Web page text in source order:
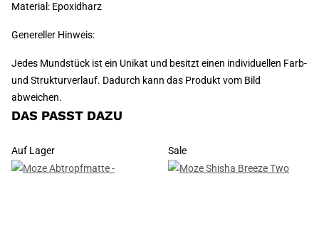
Material: Epoxidharz
Genereller Hinweis:
Jedes Mundstück ist ein Unikat und besitzt einen individuellen Farb-
und Strukturverlauf. Dadurch kann das Produkt vom Bild
abweichen.
DAS PASST DAZU
Auf Lager Sale